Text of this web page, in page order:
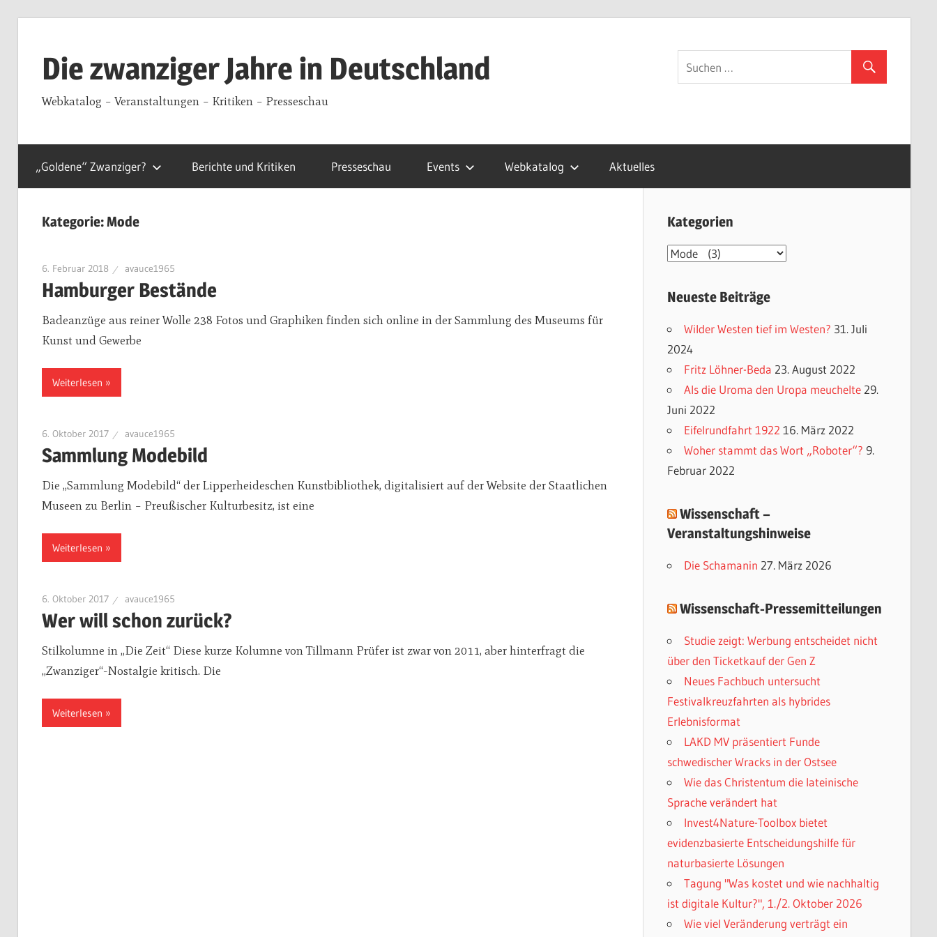
springenDie zwanziger Jahre in Deutschland
Webkatalog – Veranstaltungen – Kritiken – Presseschau
„Goldene“ Zwanziger? Berichte und Kritiken Presseschau Events Webkatalog Aktuelles
Kategorie:Mode
6. Februar 2018 avauce1965
Hamburger Bestände
Badeanzüge aus reiner Wolle 238 Fotos und Graphiken finden sich online in der Sammlung des Museums für
Kunst und Gewerbe
Weiterlesen
6. Oktober 2017 avauce1965
Sammlung Modebild
Die „Sammlung Modebild“ der Lipperheideschen Kunstbibliothek, digitalisiert auf der Website der Staatlichen
Museen zu Berlin – Preußischer Kulturbesitz, ist eine
Weiterlesen
6. Oktober 2017 avauce1965
Wer will schon zurück?
Stilkolumne in „Die Zeit“ Diese kurze Kolumne von Tillmann Prüfer ist zwar von 2011, aber hinterfragt die
„Zwanziger“-Nostalgie kritisch. Die
Weiterlesen
Kategorien
K
t
g
o
r
i
e
n
Neueste Beiträge
Wilder Westen tief im Westen? 31. Juli
2024
Fritz Löhner-Beda 23. August 2022
Als die Uroma den Uropa meuchelte 29.
Juni 2022
Eifelrundfahrt 1922 16. März 2022
Woher stammt das Wort „Roboter“? 9.
Februar 2022
Wissenschaft –
Veranstaltungshinweise
Die Schamanin 27. März 2026
Wissenschaft-Pressemitteilungen
Studie zeigt: Werbung entscheidet nicht
über den Ticketkauf der Gen Z
Neues Fachbuch untersucht
Festivalkreuzfahrten als hybrides
Erlebnisformat
LAKD MV präsentiert Funde
schwedischer Wracks in der Ostsee
Wie das Christentum die lateinische
Sprache verändert hat
Invest4Nature-Toolbox bietet
evidenzbasierte Entscheidungshilfe für
naturbasierte Lösungen
Tagung "Was kostet und wie nachhaltig
ist digitale Kultur?", 1./2. Oktober 2026
Wie viel Veränderung verträgt ein